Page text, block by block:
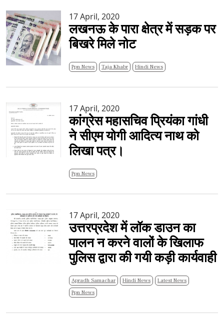
17 April, 2020
लखनऊ के पारा क्षेत्र में सड़क पर
बिखरे मिले नोट
Ppn News Taja Khabr Hindi News
17 April, 2020
कांग्रेस महासचिव प्रियंका गांधी
ने सीएम योगी आदित्य नाथ को
लिखा पत्र।
Ppn News
17 April, 2020
उत्तरप्रदेश में लॉक डाउन का
पालन न करने वालों के खिलाफ
पुलिस द्वारा की गयी कड़ी कार्यवाही
Apradh Samachar Hindi News
Latest News
Ppn News